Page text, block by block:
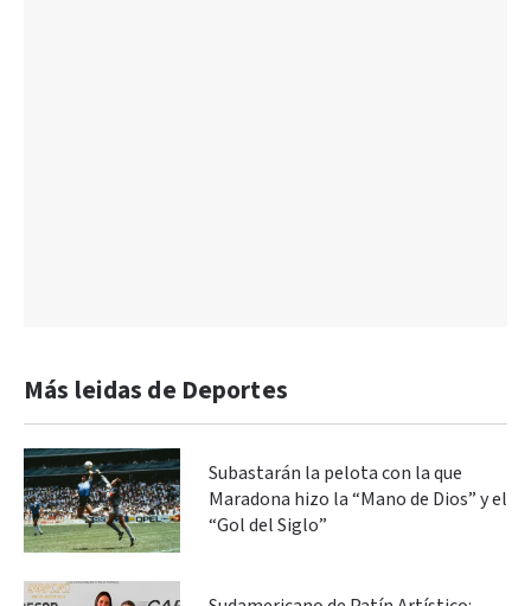
Más leidas de Deportes
Subastarán la pelota con la que
Maradona hizo la “Mano de Dios” y el
“Gol del Siglo”